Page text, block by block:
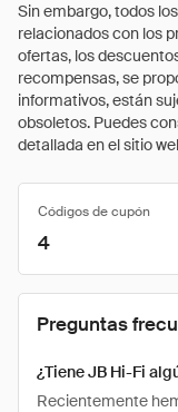
Sin embargo, todos
relacionados con los
ofertas, los
recompensas, se
informativos, están
obsoletos. Puedes
detallada en el sitio
Códigos de cupón
4
Preguntas
¿Tiene JB Hi-Fi
Recientemente